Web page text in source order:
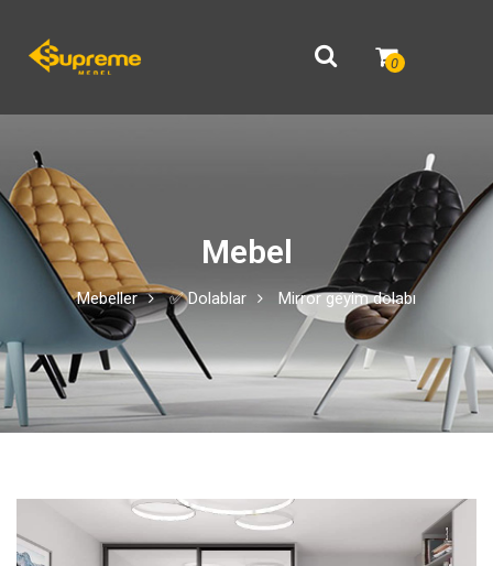
0
Mebel
Mebeller ✅ Dolablar Mirror geyim dolabı